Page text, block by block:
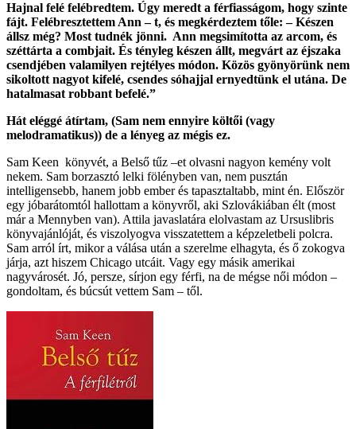
Hajnal felé felébredtem. Úgy meredt a férfiasságom, hogy szinte
fájt. Felébresztettem Ann – t, és megkérdeztem tőle: – Készen
állsz még? Most tudnék jönni. Ann megsimította az arcom, és
széttárta a combjait. És tényleg készen állt, megvárt az éjszaka
csendjében valamilyen rejtélyes módon. Közös gyönyörünk nem
sikoltott nagyot kifelé, csendes sóhajjal ernyedtünk el utána. De
hatalmasat robbant befelé.”
Hát eléggé átírtam, (Sam nem ennyire költői (vagy
melodramatikus)) de a lényeg az mégis ez.
Sam Keen könyvét, a Belső tűz –et olvasni nagyon kemény volt
nekem. Sam borzasztó lelki fölényben van, nem pusztán
intelligensebb, hanem jobb ember és tapasztaltabb, mint én. Először
egy jóbarátomtól hallottam a könyvről, aki Szlovákiában élt (most
már a Mennyben van). Attila javaslatára elolvastam az Ursuslibris
könyvajánlóját, és viszolyogva visszatettem a képzeletbeli polcra.
Sam arról írt, mikor a válása után a szerelme elhagyta, és ő zokogva
járja, azt hiszem Chicago utcáit. Vagy egy másik amerikai
nagyvárosét. Jó, persze, sírjon egy férfi, na de mégse női módon –
gondoltam, és búcsút vettem Sam – től.